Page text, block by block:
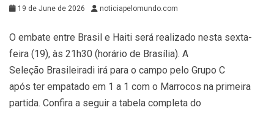
19 de June de 2026 noticiapelomundo.com
O embate entre Brasil e Haiti será realizado nesta sexta-
feira (19), às 21h30 (horário de Brasília). A
Seleção Brasileiradi irá para o campo pelo Grupo C
após ter empatado em 1 a 1 com o Marrocos na primeira
partida. Confira a seguir a tabela completa do